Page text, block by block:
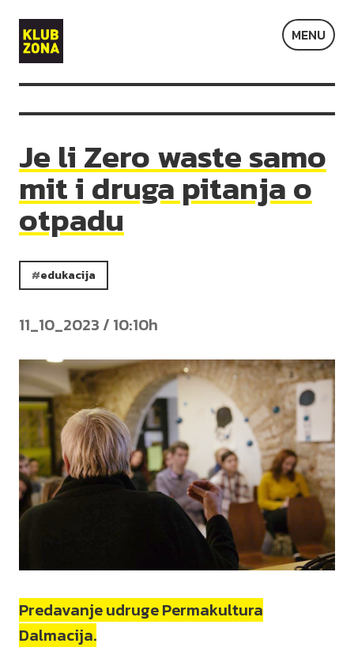
Klub
Zona
MENU
Je li Zero waste samo
mit i druga pitanja o
otpadu
edukacija
11_10_2023 / 10:10h
Predavanje udruge Permakultura
Dalmacija.